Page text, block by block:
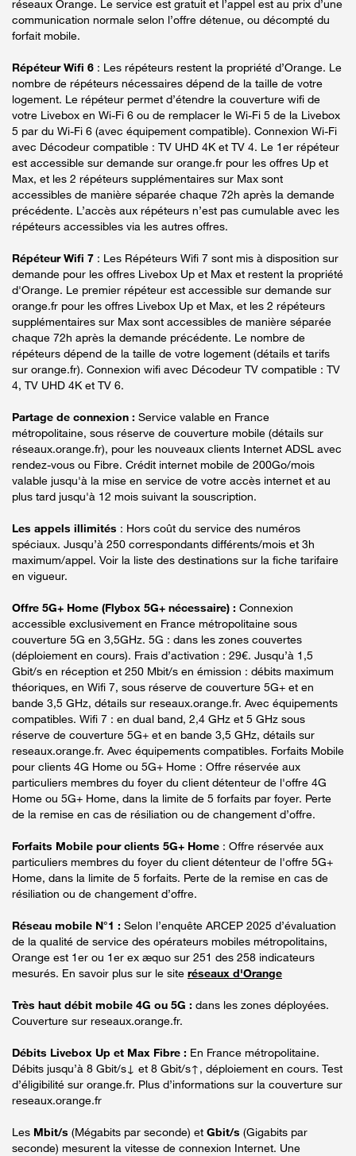
réseaux Orange. Le service est gratuit et l’appel est au prix d’une
communication normale selon l’offre détenue, ou décompté du
forfait mobile.
Répéteur Wifi 6 : Les répéteurs restent la propriété d’Orange. Le
nombre de répéteurs nécessaires dépend de la taille de votre
logement. Le répéteur permet d’étendre la couverture wifi de
votre Livebox en Wi-Fi 6 ou de remplacer le Wi-Fi 5 de la Livebox
5 par du Wi-Fi 6 (avec équipement compatible). Connexion Wi-Fi
avec Décodeur compatible : TV UHD 4K et TV 4. Le 1er répéteur
est accessible sur demande sur orange.fr pour les offres Up et
Max, et les 2 répéteurs supplémentaires sur Max sont
accessibles de manière séparée chaque 72h après la demande
précédente. L’accès aux répéteurs n’est pas cumulable avec les
répéteurs accessibles via les autres offres.
Répéteur Wifi 7 : Les Répéteurs Wifi 7 sont mis à disposition sur
demande pour les offres Livebox Up et Max et restent la propriété
d'Orange. Le premier répéteur est accessible sur demande sur
orange.fr pour les offres Livebox Up et Max, et les 2 répéteurs
supplémentaires sur Max sont accessibles de manière séparée
chaque 72h après la demande précédente. Le nombre de
répéteurs dépend de la taille de votre logement (détails et tarifs
sur orange.fr). Connexion wifi avec Décodeur TV compatible : TV
4, TV UHD 4K et TV 6.
Partage de connexion : Service valable en France
métropolitaine, sous réserve de couverture mobile (détails sur
réseaux.orange.fr), pour les nouveaux clients Internet ADSL avec
rendez-vous ou Fibre. Crédit internet mobile de 200Go/mois
valable jusqu'à la mise en service de votre accès internet et au
plus tard jusqu'à 12 mois suivant la souscription.
Les appels illimités : Hors coût du service des numéros
spéciaux. Jusqu’à 250 correspondants différents/mois et 3h
maximum/appel. Voir la liste des destinations sur la fiche tarifaire
en vigueur.
Offre 5G+ Home (Flybox 5G+ nécessaire) : Connexion
accessible exclusivement en France métropolitaine sous
couverture 5G en 3,5GHz. 5G : dans les zones couvertes
(déploiement en cours). Frais d’activation : 29€. Jusqu’à 1,5
Gbit/s en réception et 250 Mbit/s en émission : débits maximum
théoriques, en Wifi 7, sous réserve de couverture 5G+ et en
bande 3,5 GHz, détails sur reseaux.orange.fr. Avec équipements
compatibles. Wifi 7 : en dual band, 2,4 GHz et 5 GHz sous
réserve de couverture 5G+ et en bande 3,5 GHz, détails sur
reseaux.orange.fr. Avec équipements compatibles. Forfaits Mobile
pour clients 4G Home ou 5G+ Home : Offre réservée aux
particuliers membres du foyer du client détenteur de l'offre 4G
Home ou 5G+ Home, dans la limite de 5 forfaits par foyer. Perte
de la remise en cas de résiliation ou de changement d’offre.
Forfaits Mobile pour clients 5G+ Home : Offre réservée aux
particuliers membres du foyer du client détenteur de l'offre 5G+
Home, dans la limite de 5 forfaits. Perte de la remise en cas de
résiliation ou de changement d’offre.
Réseau mobile N°1 : Selon l’enquête ARCEP 2025 d’évaluation
de la qualité de service des opérateurs mobiles métropolitains,
Orange est 1er ou 1er ex æquo sur 251 des 258 indicateurs
mesurés. En savoir plus sur le site réseaux d'Orange
Très haut débit mobile 4G ou 5G : dans les zones déployées.
Couverture sur reseaux.orange.fr.
Débits Livebox Up et Max Fibre : En France métropolitaine.
Débits jusqu’à 8 Gbit/s↓ et 8 Gbit/s↑, déploiement en cours. Test
d’éligibilité sur orange.fr. Plus d’informations sur la couverture sur
reseaux.orange.fr
Les Mbit/s (Mégabits par seconde) et Gbit/s (Gigabits par
seconde) mesurent la vitesse de connexion Internet. Une